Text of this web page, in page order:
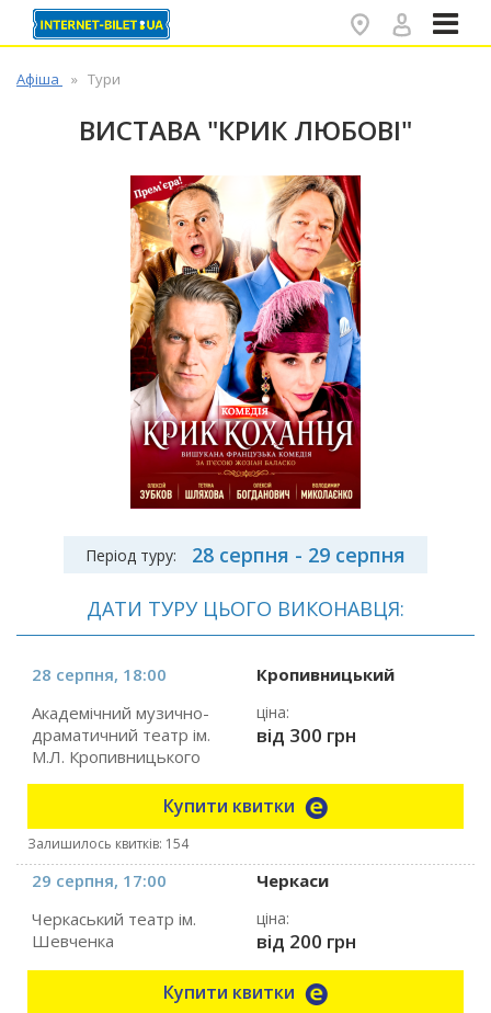
Афіша Тури
ВИСТАВА "КРИК ЛЮБОВІ"
Період туру: 28 серпня - 29 серпня
ДАТИ ТУРУ ЦЬОГО ВИКОНАВЦЯ:
28 серпня, 18:00
Кропивницький
Академічний музично-
драматичний театр ім.
М.Л. Кропивницького
ціна:
від 300 грн
Купити квитки
Залишилось квитків: 154
29 серпня, 17:00
Черкаси
Черкаський театр ім.
Шевченка
ціна:
від 200 грн
Купити квитки